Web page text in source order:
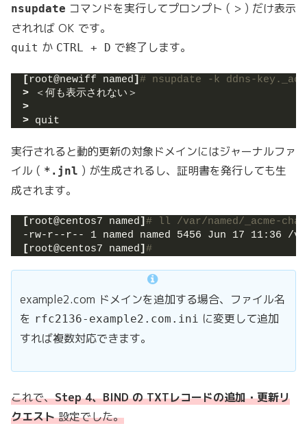
nsupdate コマンドを実行してプロンプト ( > ) だけ表示
されれば OK です。
quit か CTRL + D で終了します。
[root@newiff named] # nsupdate -k ddns-
> ＜何も表示されない＞
>
> quit
実行されると動的更新の対象ドメインにはジャーナルファ
イル ( *.jnl ) が生成されるし、証明書を発行しても生
成されます。
[root@centos7 named] # ll /var/named/_acme-
-rw-r--r-- 1 named named 5456 Jun 17 11:36 /
[root@centos7 named] #
example2.com ドメインを追加する場合、ファイル名
を rfc2136-example2.com.ini に変更して追加
すれば複数対応できます。
これで、Step 4、BIND の TXTレコードの追加・更新リ
クエスト設定でした。